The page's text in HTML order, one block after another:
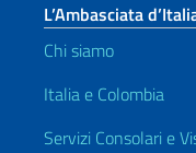
L’Ambasciata
Chi siamo
Italia e Colombia
Servizi Consolari e